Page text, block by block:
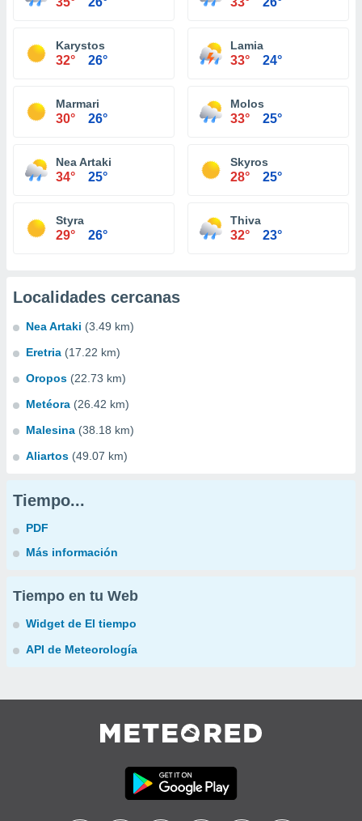
Karystos
32° 26°
Lamia
33° 24°
Marmari
30° 26°
Molos
33° 25°
Nea Artaki
34° 25°
Skyros
28° 25°
Styra
29° 26°
Thiva
32° 23°
Localidades cercanas
Nea Artaki (3.49 km)
Eretria (17.22 km)
Oropos (22.73 km)
Metéora (26.42 km)
Malesina (38.18 km)
Aliartos (49.07 km)
Tiempo...
PDF
Más información
Tiempo en tu Web
Widget de El tiempo
API de Meteorología